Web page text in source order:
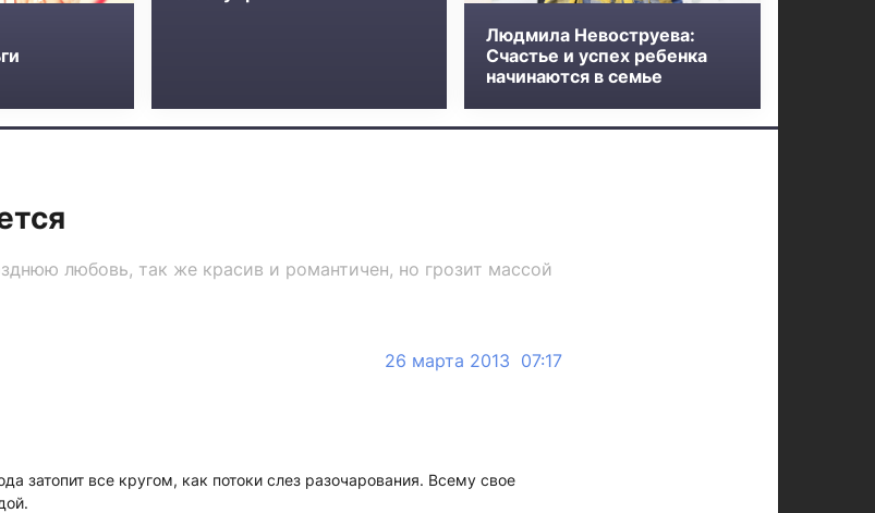
Людмила Невоструева:
Счастье и успех ребенка
начинаются в семье
любовь, так же красив и романтичен, но грозит массой
26 марта 2013 07:17
затопит все кругом, как потоки слез разочарования. Всему свое